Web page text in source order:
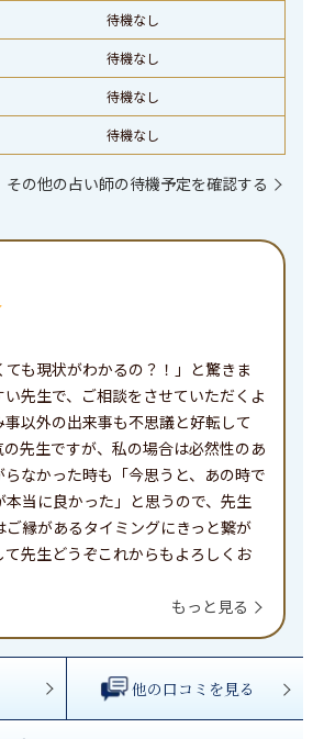
待機なし
待機なし
待機なし
待機なし
その他の占い師の待機予定を確認する
ても現状がわかるの？！」と驚きま
い先生で、ご相談をさせていただくよ
事以外の出来事も不思議と好転して
先生ですが、私の場合は必然性のあ
なかった時も「今思うと、あの時で
当に良かった」と思うので、先生
ご縁があるタイミングにきっと繋が
て先生どうぞこれからもよろしくお
もっと見る
他の口コミを見る